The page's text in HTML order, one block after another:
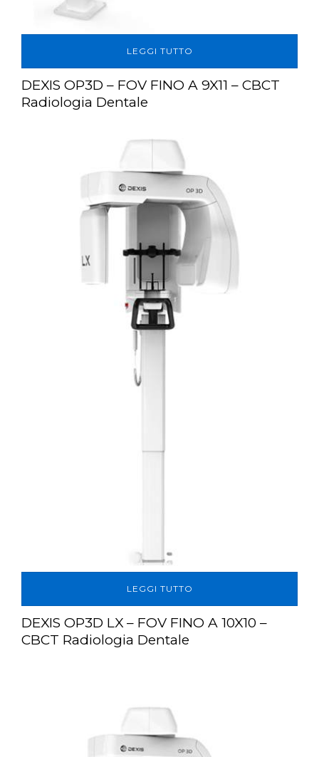
LEGGI TUTTO
DEXIS OP3D – FOV FINO A 9X11 – CBCT
Radiologia Dentale
LEGGI TUTTO
DEXIS OP3D LX – FOV FINO A 10X10 –
CBCT Radiologia Dentale